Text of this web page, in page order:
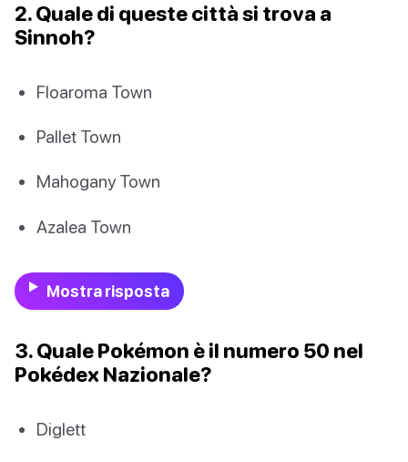
2. Quale di queste città si trova a
Sinnoh?
Floaroma Town
Pallet Town
Mahogany Town
Azalea Town
Mostra risposta
3. Quale Pokémon è il numero 50 nel
Pokédex Nazionale?
Diglett